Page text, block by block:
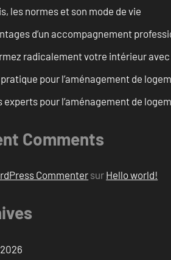
les normes et son mode de vie
d’un accompagnement
radicalement votre intérieur
pour l’aménagement de
experts pour l’aménagement de
Comments
Commenter sur Hello world!